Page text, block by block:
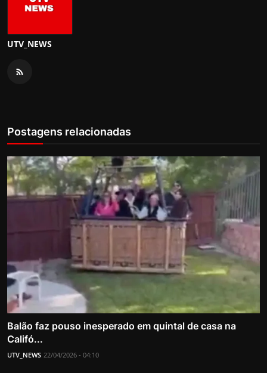
UTV_NEWS
Postagens relacionadas
Balão faz pouso inesperado em quintal de casa na
Califó...
UTV_NEWS 22/04/2026 - 04:10